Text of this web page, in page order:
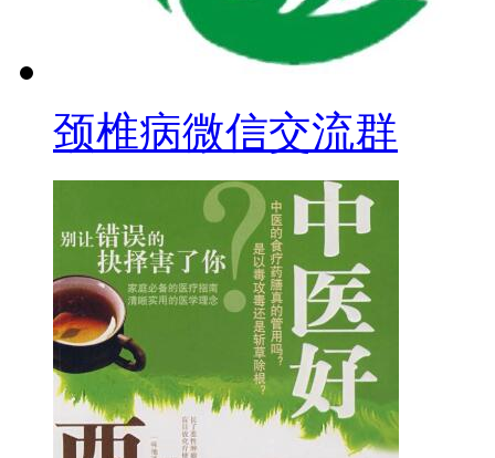
颈椎病微信交流群